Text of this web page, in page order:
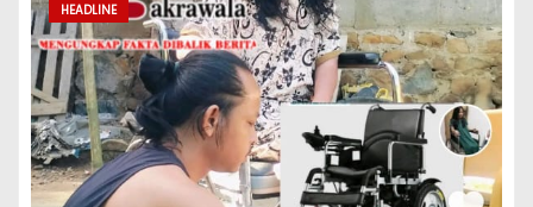
HEADLINE